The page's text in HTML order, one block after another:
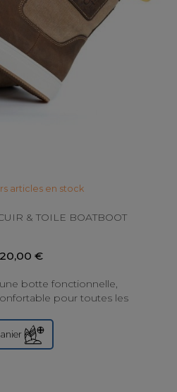
articles en stock
& TOILE BOATBOOT
€
une botte fonctionnelle,
pour toutes les